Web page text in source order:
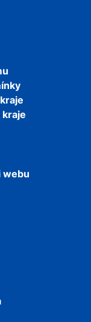
kraje
webu